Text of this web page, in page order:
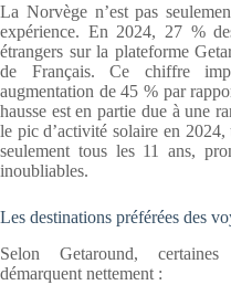
La Norvège n’est pas
expérience. En 2024, 27 %
étrangers sur la plateforme
de Français. Ce chiffre
augmentation de 45 % par
hausse est en partie due à une
le pic d’activité solaire en
seulement tous les 11 ans,
inoubliables.
Les destinations préférées des
Selon Getaround,
démarquent nettement :